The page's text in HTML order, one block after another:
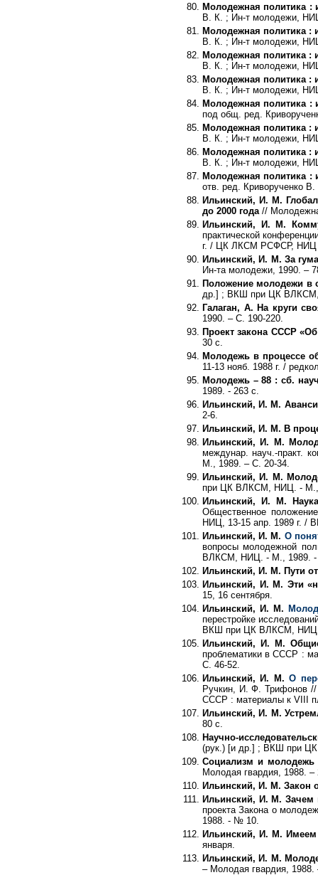
Молодежная политика
В. К. ; Ин-т молодежи,
Молодежная политика
В. К. ; Ин-т молодежи,
Молодежная политика
В. К. ; Ин-т молодежи,
Молодежная политика
В. К. ; Ин-т молодежи,
Молодежная политика
под общ. ред.
Молодежная политика
В. К. ; Ин-т молодежи,
Молодежная политика
В. К. ; Ин-т молодежи,
Молодежная политика
отв. ред. Криворученко
Ильинский, И. М.
до 2000 года //
Ильинский, И. М.
практической
г. / ЦК ЛКСМ РСФСР, НИЦ
Ильинский, И. М. За
Ин-та молодежи, 1990. –
Положение молодежи в
др.] ; ВКШ при ЦК
Галаган, А. На круги
1990. – С. 190-220.
Проект закона СССР
30 с.
Молодежь в процессе
11-13 нояб. 1988 г. /
Молодежь – 88 : сб.
1989. - 263 с.
Ильинский, И. М.
2-6.
Ильинский, И. М. В
Ильинский, И. М.
междунар. науч.-практ.
М., 1989. – С. 20-34.
Ильинский, И. М.
при ЦК ВЛКСМ, НИЦ. - М.,
Ильинский, И. М.
Общественное
НИЦ, 13-15 апр. 1989 г.
Ильинский, И. М. О
вопросы молодежной
ВЛКСМ, НИЦ. - М., 1989. -
Ильинский, И. М. Пути
Ильинский, И. М. Эти
15, 16 сентября.
Ильинский, И. М.
перестройке
ВКШ при ЦК ВЛКСМ, НИЦ.
Ильинский, И. М.
проблематики в СССР :
С. 46-52.
Ильинский, И. М.О
Ручкин, И. Ф. Трифонов //
СССР : материалы к VIII
Ильинский, И. М.
80 с.
Научно-
(рук.) [и др.] ; ВКШ при
Социализм и молодежь
Молодая гвардия, 1988. –
Ильинский, И. М. Закон
Ильинский, И. М.
проекта Закона о
1988. - № 10.
Ильинский, И. М.
января.
Ильинский, И. М.
– Молодая гвардия, 1988.